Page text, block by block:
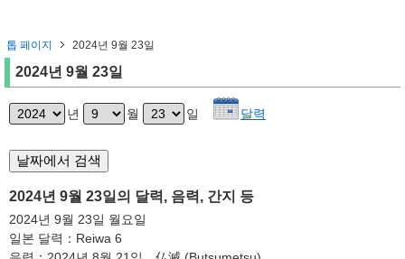
톱 페이지 2024년 9월 23일
2024년 9월 23일
년 월 일 달력
2024년 9월 23일의 달력, 음력, 간지 등
2024년 9월 23일 월요일
일본 달력：Reiwa 6